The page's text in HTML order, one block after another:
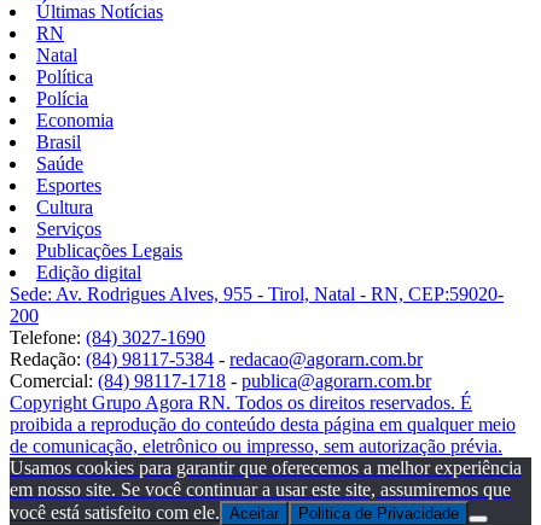
Últimas Notícias
RN
Natal
Política
Polícia
Economia
Brasil
Saúde
Esportes
Cultura
Serviços
Publicações Legais
Edição digital
Sede: Av. Rodrigues Alves, 955 - Tirol, Natal - RN, CEP:59020-
200
Telefone: (84) 3027-1690
Redação: (84) 98117-5384 - redacao@agorarn.com.br
Comercial: (84) 98117-1718 - publica@agorarn.com.br
Copyright Grupo Agora RN. Todos os direitos reservados. É
proibida a reprodução do conteúdo desta página em qualquer meio
de comunicação, eletrônico ou impresso, sem autorização prévia.
Usamos cookies para garantir que oferecemos a melhor experiência
em nosso site. Se você continuar a usar este site, assumiremos que
você está satisfeito com ele. Aceitar Politica de Privacidade